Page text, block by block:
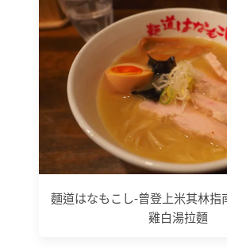
麵道はなもこし-曾登上米其林指
雞白湯拉麵